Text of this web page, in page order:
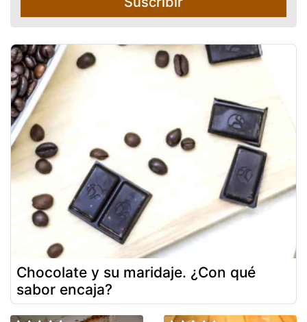
Chocolate y su maridaje. ¿Con qué
sabor encaja?